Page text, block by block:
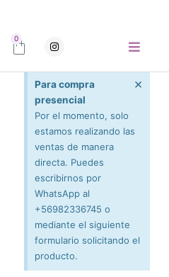
0
Carrito
I
n
t
a
g
r
a
m
Para compra
presencial
Por el momento, solo
estamos realizando las
ventas de manera
directa. Puedes
escribirnos por
WhatsApp al
+56982336745 o
mediante el siguiente
formulario solicitando el
producto.
×